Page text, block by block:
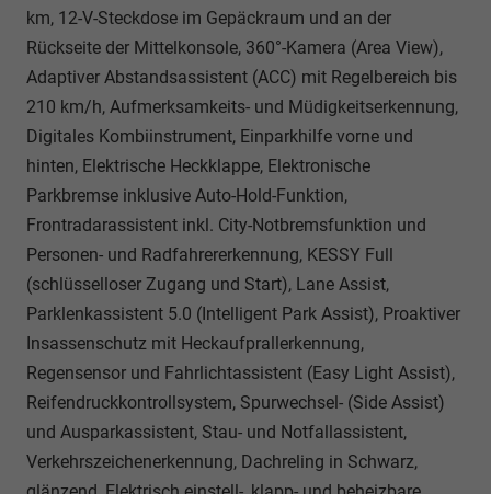
km, 12-V-Steckdose im Gepäckraum und an der
Rückseite der Mittelkonsole, 360°-Kamera (Area View),
Adaptiver Abstandsassistent (ACC) mit Regelbereich bis
210 km/h, Aufmerksamkeits- und Müdigkeitserkennung,
Digitales Kombiinstrument, Einparkhilfe vorne und
hinten, Elektrische Heckklappe, Elektronische
Parkbremse inklusive Auto-Hold-Funktion,
Frontradarassistent inkl. City-Notbremsfunktion und
Personen- und Radfahrererkennung, KESSY Full
(schlüsselloser Zugang und Start), Lane Assist,
Parklenkassistent 5.0 (Intelligent Park Assist), Proaktiver
Insassenschutz mit Heckaufprallerkennung,
Regensensor und Fahrlichtassistent (Easy Light Assist),
Reifendruckkontrollsystem, Spurwechsel- (Side Assist)
und Ausparkassistent, Stau- und Notfallassistent,
Verkehrszeichenerkennung, Dachreling in Schwarz,